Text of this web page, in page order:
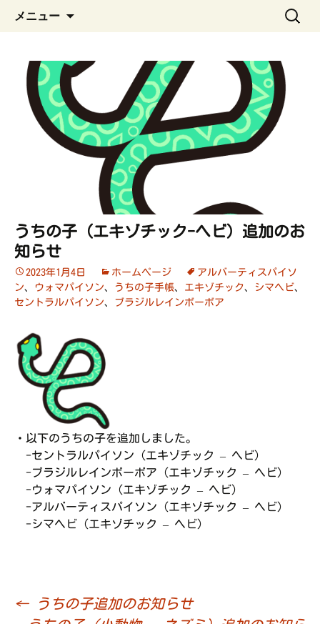
うちの子手帳
ペット管理用アプリ
メニュー
検
索:
うちの子（エキゾチック-ヘビ）追加のお
知らせ
2023年1月4日 ホームページ
アルバーティスパイソ
ン、 ウォマパイソン、 うちの子手帳、 エキゾチック、 シマヘビ、
セントラルパイソン、 ブラジルレインボーボア
・以下のうちの子を追加しました。
-セントラルパイソン（エキゾチック – ヘビ）
-ブラジルレインボーボア（エキゾチック – ヘビ）
-ウォマパイソン（エキゾチック – ヘビ）
-アルバーティスパイソン（エキゾチック – ヘビ）
-シマヘビ（エキゾチック – ヘビ）
投
←うちの子追加のお知らせ